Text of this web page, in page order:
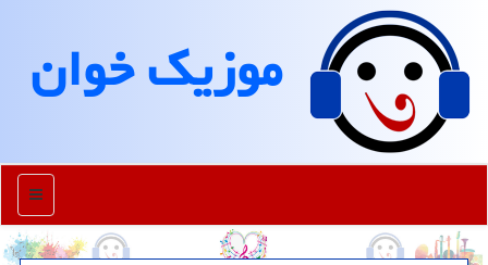
موزیك خوان
منو